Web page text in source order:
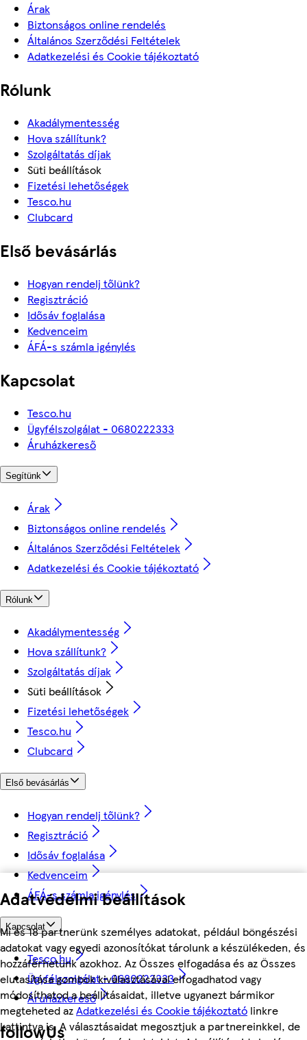
Adatvédelmi beállítások
Mi és 18 partnerünk személyes adatokat, például böngészési
adatokat vagy egyedi azonosítókat tárolunk a készülékeden, és
hozzáférhetünk azokhoz. Az Összes elfogadása és az Összes
elutasítása gombok kiválasztásával elfogadhatod vagy
módosíthatod a beállításaidat, illetve ugyanezt bármikor
megteheted azAdatkezelési és Cookie tájékoztató linkre
kattintva is. A választásaidat megosztjuk a partnereinkkel, de
Árak
Biztonságos online rendelés
Általános Szerződési Feltételek
Adatkezelési és Cookie tájékoztató
Rólunk
Akadálymentesség
Hova szállítunk?
Szolgáltatás díjak
Süti beállítások
Fizetési lehetőségek
Tesco.hu
Clubcard
Első bevásárlás
Hogyan rendelj tőlünk?
Regisztráció
Idősáv foglalása
Kedvenceim
ÁFÁ-s számla igénylés
Kapcsolat
Tesco.hu
Ügyfélszolgálat - 0680222333
Áruházkereső
Segítünk
Árak
Biztonságos online rendelés
Általános Szerződési Feltételek
Adatkezelési és Cookie tájékoztató
Rólunk
Akadálymentesség
Hova szállítunk?
Szolgáltatás díjak
Süti beállítások
Fizetési lehetőségek
Tesco.hu
Clubcard
Első bevásárlás
Hogyan rendelj tőlünk?
Regisztráció
Idősáv foglalása
Kedvenceim
ÁFÁ-s számla igénylés
Kapcsolat
Tesco.hu
Ügyfélszolgálat - 0680222333
Áruházkereső
followUs